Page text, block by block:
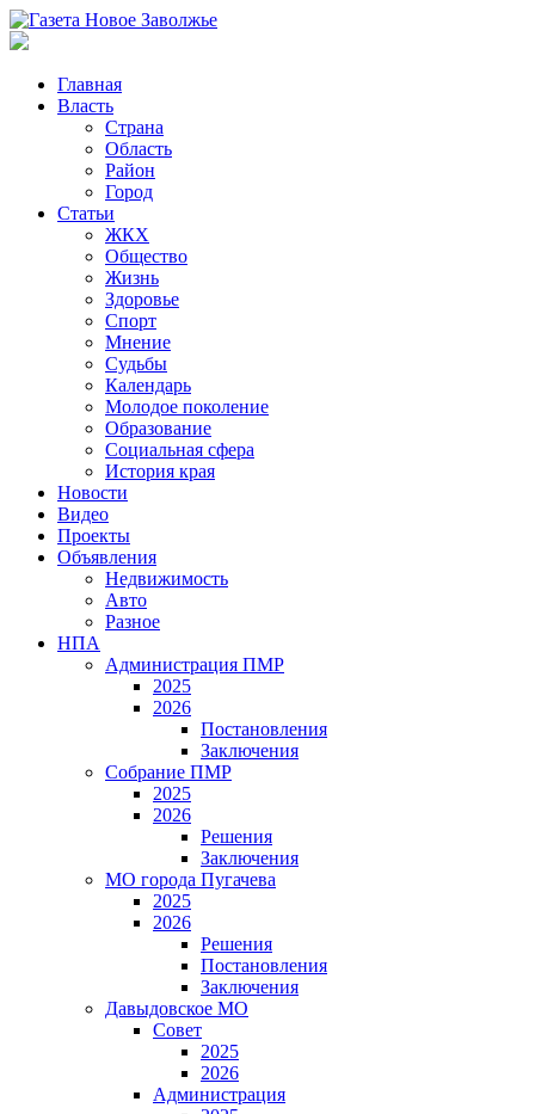
Главная
Власть
Страна
Область
Район
Город
Статьи
ЖКХ
Общество
Жизнь
Здоровье
Спорт
Мнение
Судьбы
Календарь
Молодое поколение
Образование
Социальная сфера
История края
Новости
Видео
Проекты
Объявления
Недвижимость
Авто
Разное
НПА
Администрация ПМР
2025
2026
Постановления
Заключения
Собрание ПМР
2025
2026
Решения
Заключения
МО города Пугачева
2025
2026
Решения
Постановления
Заключения
Давыдовское МО
Совет
2025
2026
Администрация